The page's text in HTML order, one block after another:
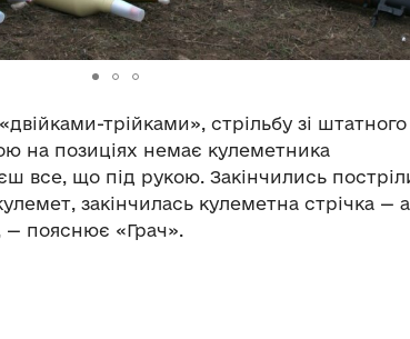
трійками», стрільбу зі
на позиціях немає кулеметника
все, що під рукою. Закінчились
закінчилась кулеметна стрічка —
— пояснює «Грач».